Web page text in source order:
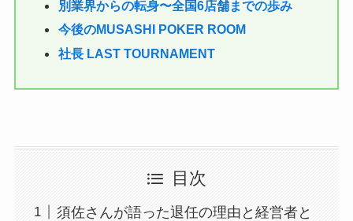
別業界からの転身〜全国6店舗までの歩み
今後のMUSASHI POKER ROOM
社長 LAST TOURNAMENT
目次
須佐さんが語った退任の理由と経営者と